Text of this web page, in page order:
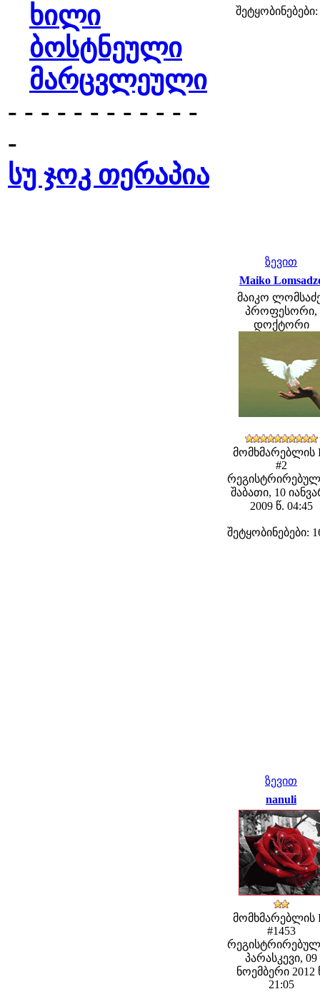
ხილი
ბოსტნეული
მარცვლეული
- - - - - - - - - - - -
-
სუ ჯოკ თერაპია
შეტყობინებები:
ზევით
Maiko
მაიკო
პროფესორი,
დოქტორი
მომხმარებლის
#2
შაბათი, 10
2009 წ. 04:45
შეტყობინებები:
ზევით
nanuli
მომხმარებლის
#1453
პარასკევი, 09
ნოემბერი 2012
21:05